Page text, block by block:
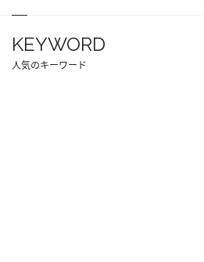
KEYWORD
人気のキーワード